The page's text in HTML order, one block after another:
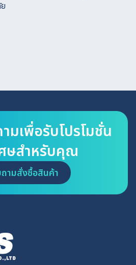
มเพื่อรับโปรโมชั่น
ษสำหรับคุณ
ามสั่งซื้อสินค้า